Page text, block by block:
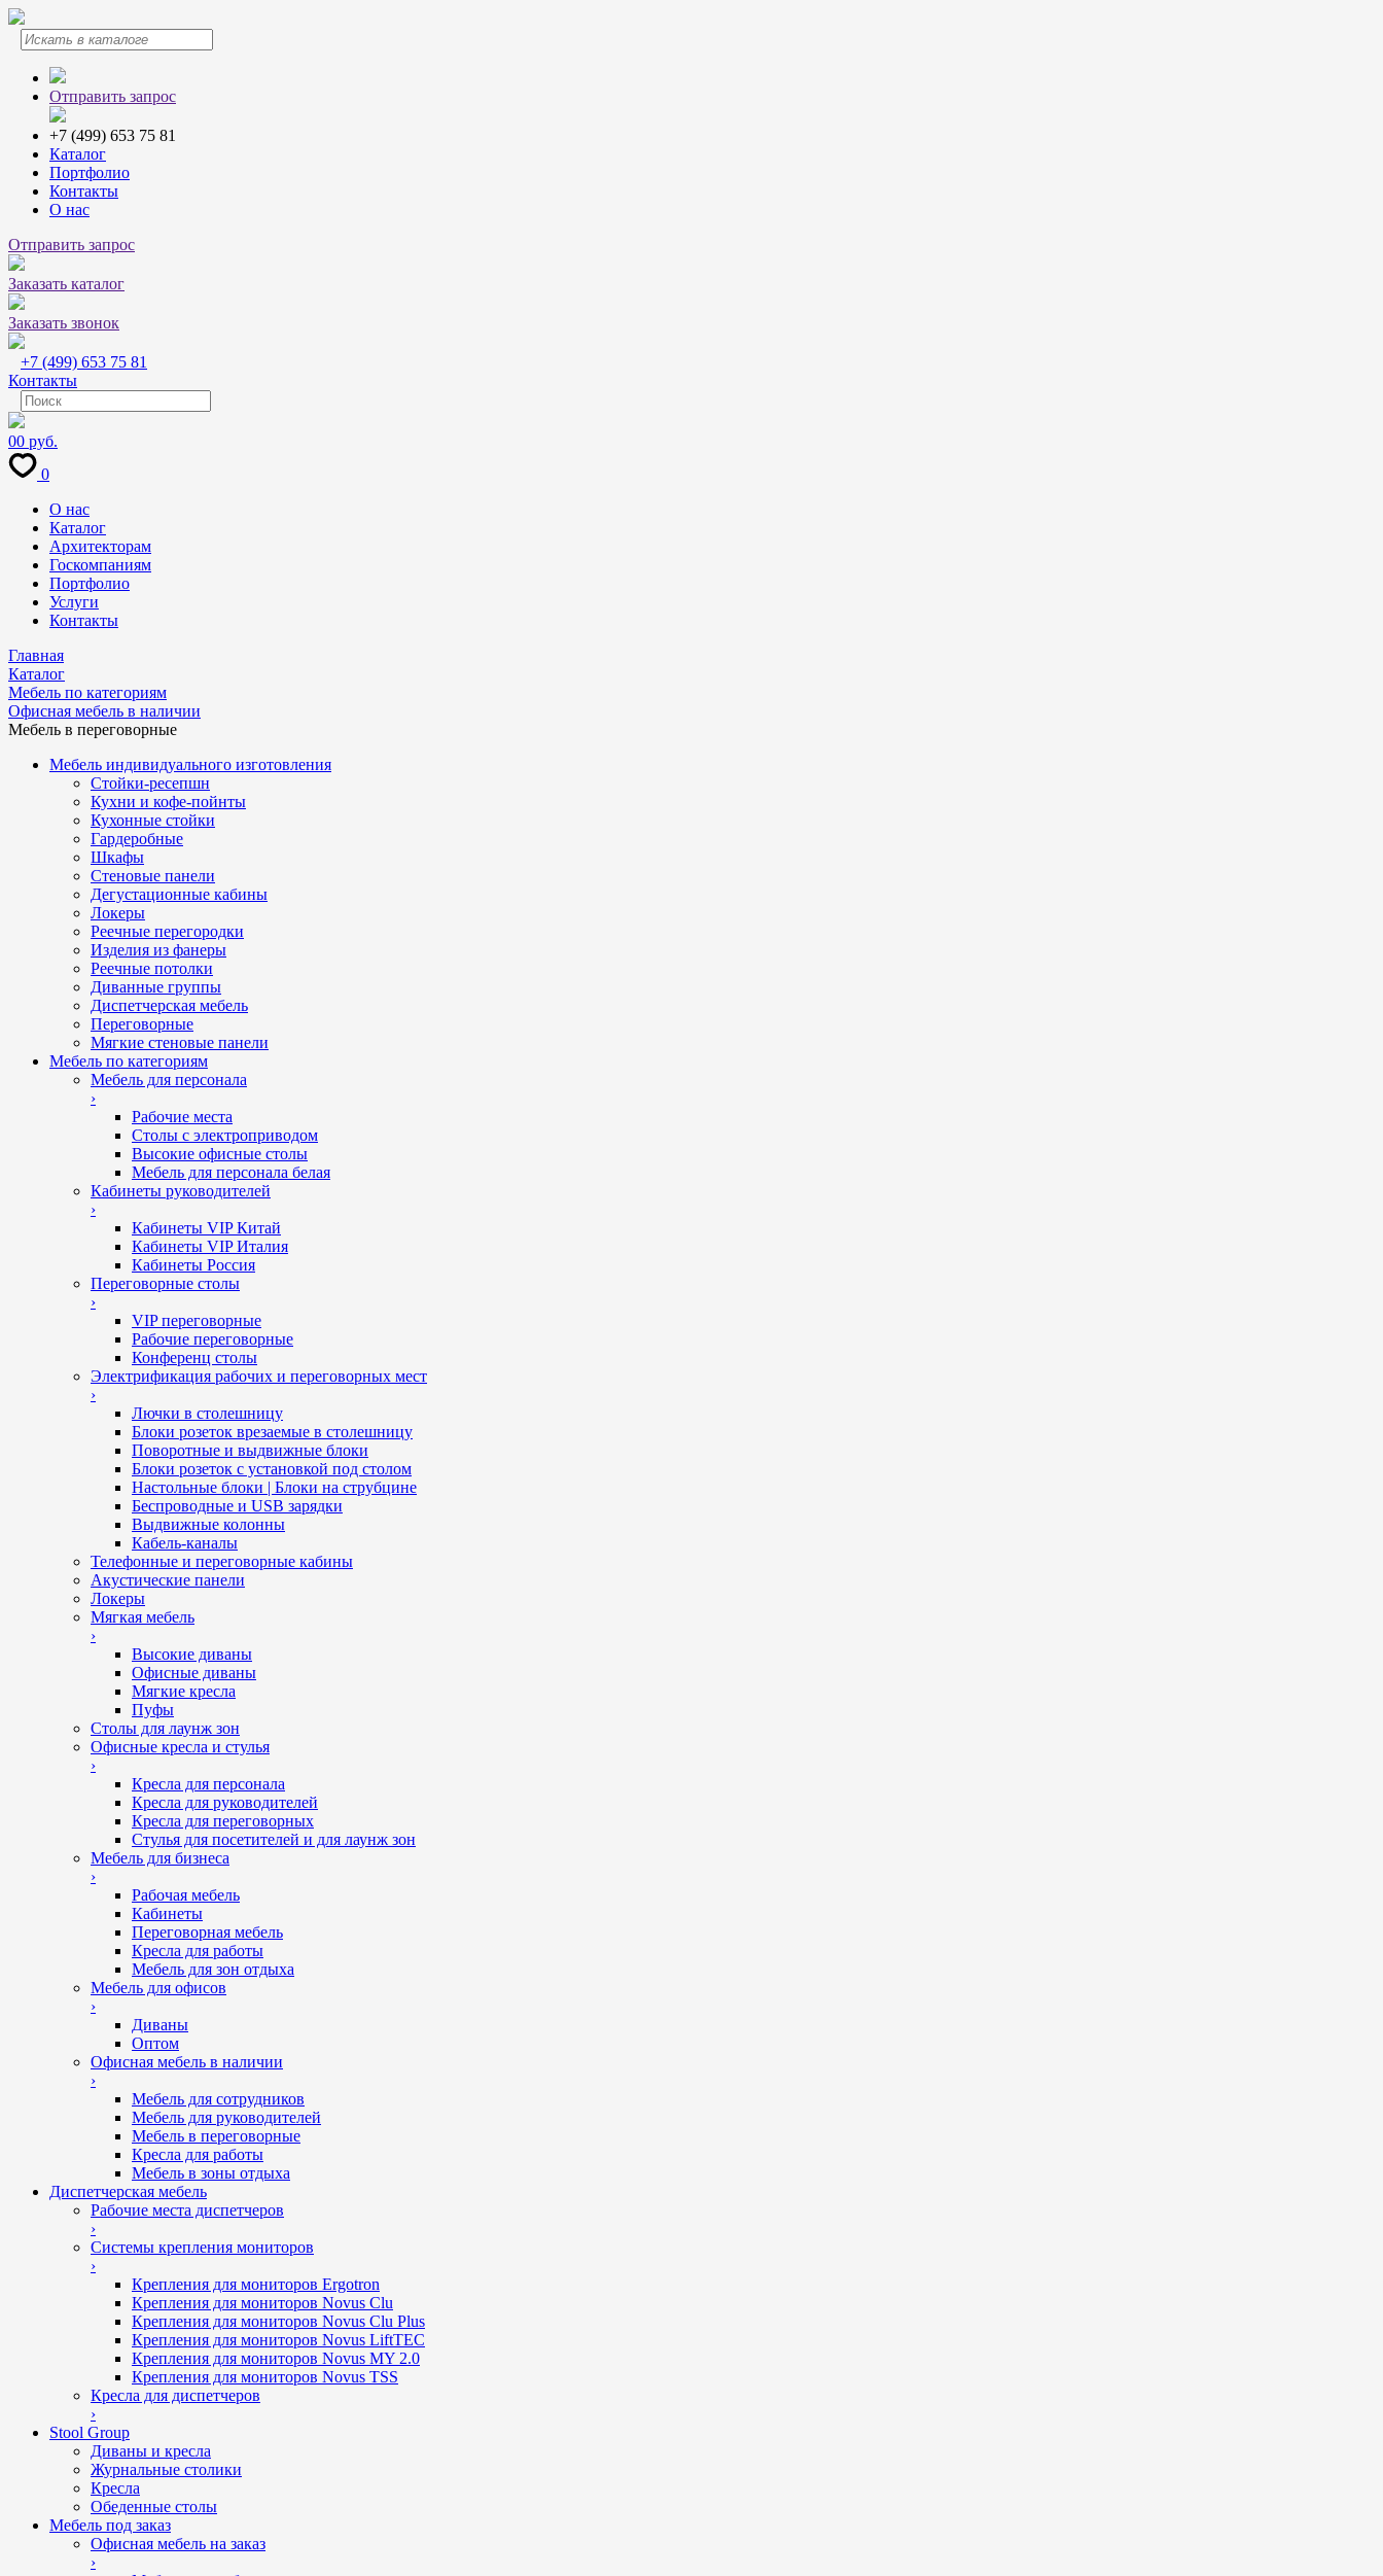
Отправить запрос
+7 (499) 653 75 81
Каталог
Портфолио
Контакты
О нас
Отправить запрос
Заказать каталог
Заказать звонок
+7 (499) 653 75 81
Контакты
00 руб.
0
О нас
Каталог
Архитекторам
Госкомпаниям
Портфолио
Услуги
Контакты
Главная
Каталог
Мебель по категориям
Офисная мебель в наличии
Мебель в переговорные
Мебель индивидуального изготовления
Стойки-ресепшн
Кухни и кофе-пойнты
Кухонные стойки
Гардеробные
Шкафы
Стеновые панели
Дегустационные кабины
Локеры
Реечные перегородки
Изделия из фанеры
Реечные потолки
Диванные группы
Диспетчерская мебель
Переговорные
Мягкие стеновые панели
Мебель по категориям
Мебель для персонала
›
Рабочие места
Столы с электроприводом
Высокие офисные столы
Мебель для персонала белая
Кабинеты руководителей
›
Кабинеты VIP Китай
Кабинеты VIP Италия
Кабинеты Россия
Переговорные столы
›
VIP переговорные
Рабочие переговорные
Конференц столы
Электрификация рабочих и переговорных мест
›
Лючки в столешницу
Блоки розеток врезаемые в столешницу
Поворотные и выдвижные блоки
Блоки розеток с установкой под столом
Настольные блоки | Блоки на струбцине
Беспроводные и USB зарядки
Выдвижные колонны
Кабель-каналы
Телефонные и переговорные кабины
Акустические панели
Локеры
Мягкая мебель
›
Высокие диваны
Офисные диваны
Мягкие кресла
Пуфы
Столы для лаунж зон
Офисные кресла и стулья
›
Кресла для персонала
Кресла для руководителей
Кресла для переговорных
Стулья для посетителей и для лаунж зон
Мебель для бизнеса
›
Рабочая мебель
Кабинеты
Переговорная мебель
Кресла для работы
Мебель для зон отдыха
Мебель для офисов
›
Диваны
Оптом
Офисная мебель в наличии
›
Мебель для сотрудников
Мебель для руководителей
Мебель в переговорные
Кресла для работы
Мебель в зоны отдыха
Диспетчерская мебель
Рабочие места диспетчеров
›
Системы крепления мониторов
›
Крепления для мониторов Ergotron
Крепления для мониторов Novus Clu
Крепления для мониторов Novus Clu Plus
Крепления для мониторов Novus LiftTEC
Крепления для мониторов Novus MY 2.0
Крепления для мониторов Novus TSS
Кресла для диспетчеров
›
Stool Group
Диваны и кресла
Журнальные столики
Кресла
Обеденные столы
Мебель под заказ
Офисная мебель на заказ
›